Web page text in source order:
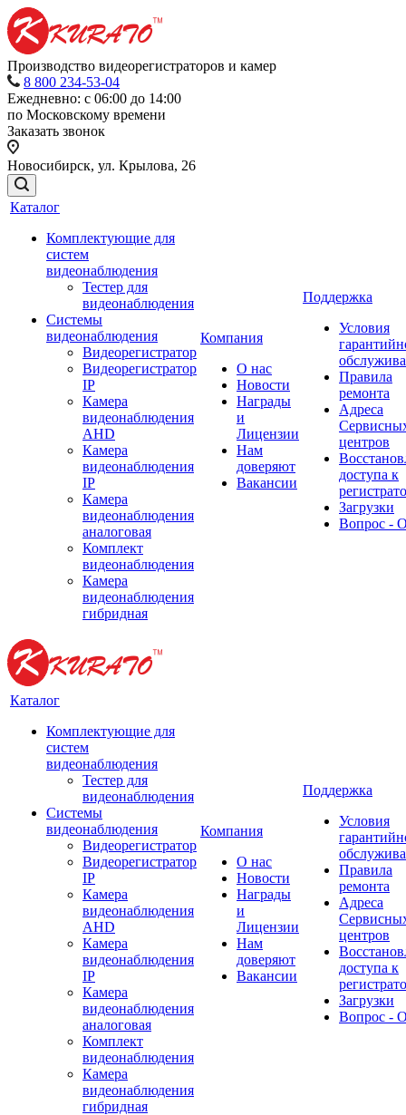
Производство видеорегистраторов и камер
8 800 234-53-04
Ежедневно: с 06:00 до 14:00
по Московскому времени
Заказать звонок
Новосибирск, ул. Крылова, 26
Каталог
Комплектующие для
систем
видеонаблюдения
Тестер для
видеонаблюдения
Системы
видеонаблюдения
Видеорегистратор
Видеорегистратор
IP
Камера
видеонаблюдения
AHD
Камера
видеонаблюдения
IP
Камера
видеонаблюдения
аналоговая
Комплект
видеонаблюдения
Камера
видеонаблюдения
гибридная
Компания
О нас
Новости
Награды
и
Лицензии
Нам
доверяют
Вакансии
Поддержка
Условия
Правила
ремонта
Адреса
центров
доступа к
Загрузки
Вопрос -
Каталог
Комплектующие для
систем
видеонаблюдения
Тестер для
видеонаблюдения
Системы
видеонаблюдения
Видеорегистратор
Видеорегистратор
IP
Камера
видеонаблюдения
AHD
Камера
видеонаблюдения
IP
Камера
видеонаблюдения
аналоговая
Комплект
видеонаблюдения
Камера
видеонаблюдения
гибридная
Компания
О нас
Новости
Награды
и
Лицензии
Нам
доверяют
Вакансии
Поддержка
Условия
Правила
ремонта
Адреса
центров
доступа к
Загрузки
Вопрос -